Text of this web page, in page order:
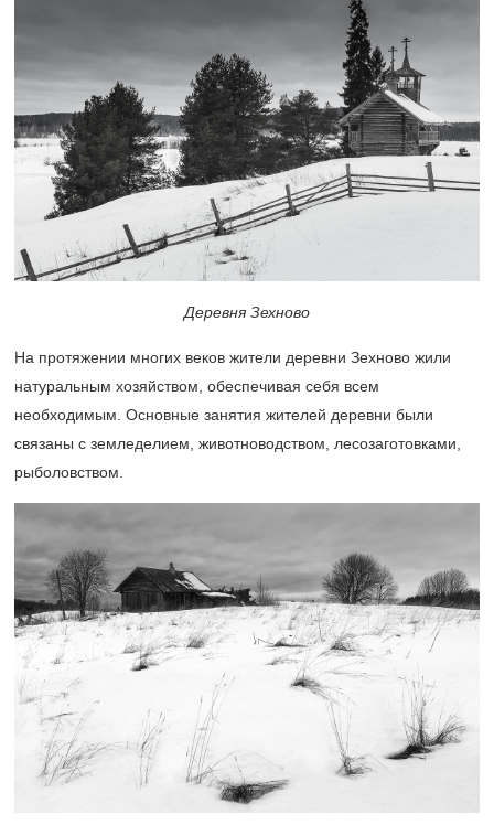
Деревня Зехново
На протяжении многих веков жители деревни Зехново жили
натуральным хозяйством, обеспечивая себя всем
необходимым. Основные занятия жителей деревни были
связаны с земледелием, животноводством, лесозаготовками,
рыболовством.